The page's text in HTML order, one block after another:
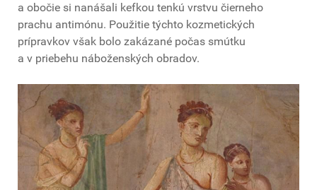
a obočie si nanášali kefkou tenkú vrstvu čierneho
prachu antimónu. Použitie týchto kozmetických
prípravkov však bolo zakázané počas smútku
a v priebehu náboženských obradov.